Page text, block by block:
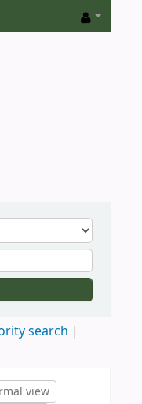
search
view